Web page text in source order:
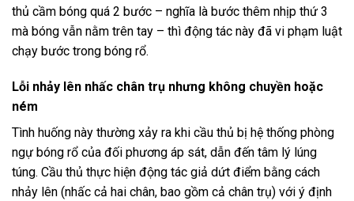
thủ cầm bóng quá 2 bước – nghĩa là bước thêm nhịp thứ 3
mà bóng vẫn nằm trên tay – thì động tác này đã vi phạm luật
chạy bước trong bóng rổ.
Lỗi nhảy lên nhấc chân trụ nhưng không chuyền hoặc
ném
Tình huống này thường xảy ra khi cầu thủ bị hệ thống phòng
ngự bóng rổ của đối phương áp sát, dẫn đến tâm lý lúng
túng. Cầu thủ thực hiện động tác giả dứt điểm bằng cách
nhảy lên (nhấc cả hai chân, bao gồm cả chân trụ) với ý định